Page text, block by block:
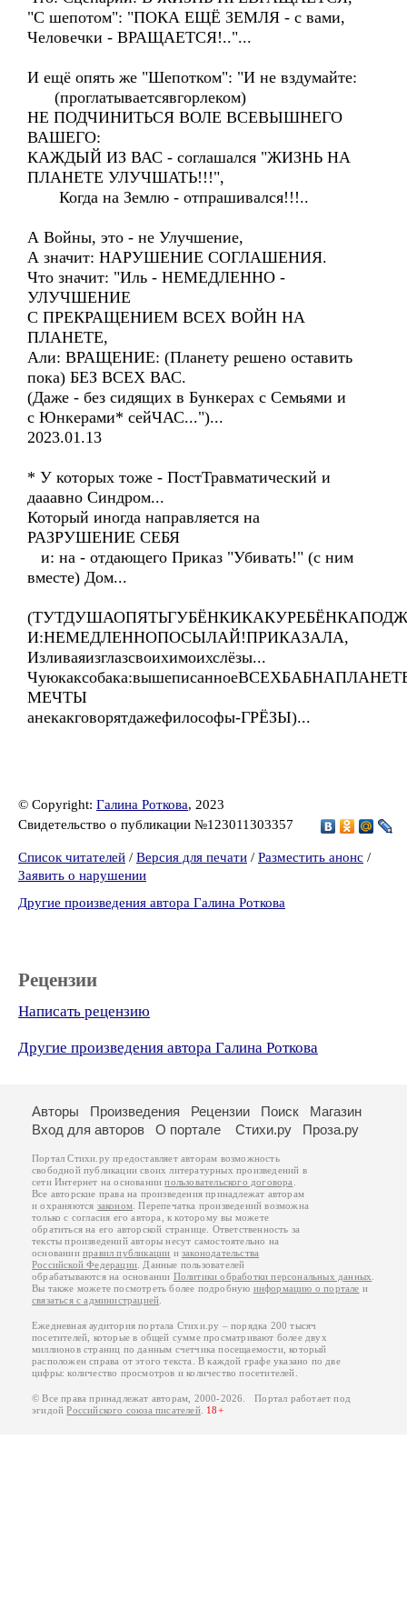
"С шепотом": "ПОКА ЕЩЁ ЗЕМЛЯ - с вами,
Человечки - ВРАЩАЕТСЯ!.."...
И ещё опять же "Шепотком": "И не вздумайте:
(проглатываетсявгорлеком)
НЕ ПОДЧИНИТЬСЯ ВОЛЕ ВСЕВЫШНЕГО
ВАШЕГО:
КАЖДЫЙ ИЗ ВАС - соглашался "ЖИЗНЬ НА
ПЛАНЕТЕ УЛУЧШАТЬ!!!",
Когда на Землю - отпрашивался!!!..
А Войны, это - не Улучшение,
А значит: НАРУШЕНИЕ СОГЛАШЕНИЯ.
Что значит: "Иль - НЕМЕДЛЕННО -
УЛУЧШЕНИЕ
С ПРЕКРАЩЕНИЕМ ВСЕХ ВОЙН НА
ПЛАНЕТЕ,
Али: ВРАЩЕНИЕ: (Планету решено оставить
пока) БЕЗ ВСЕХ ВАС.
(Даже - без сидящих в Бункерах с Семьями и
с Юнкерами* сейЧАС...")...
2023.01.13
* У которых тоже - ПостТравматический и
дааавно Синдром...
Который иногда направляется на
РАЗРУШЕНИЕ СЕБЯ
и: на - отдающего Приказ "Убивать!" (с ним
вместе) Дом...
И:НЕМЕДЛЕННОПОСЫЛАЙ!ПРИКАЗАЛА,
Изливаяизглазсвоихимоихслёзы...
МЕЧТЫ
анекакговорятдажефилософы-ГРЁЗЫ)...
© Copyright: Галина Роткова, 2023
Свидетельство о публикации №123011303357
Список читателей / Версия для печати / Разместить анонс /
Заявить о нарушении
Другие произведения автора Галина Роткова
Рецензии
Написать рецензию
Другие произведения автора Галина Роткова
Авторы Произведения Рецензии Поиск
Магазин
Вход для авторов
О портале Стихи.ру Проза.ру
Портал Стихи.ру предоставляет авторам возможность
свободной публикации своих литературных произведений в
сети Интернет на основаниипользовательского договора
Все авторские права на произведения принадлежат авторам
и охраняются законом . Перепечатка произведений возможна
только с согласия его автора, к которому вы можете
обратиться на его авторской странице. Ответственность за
тексты произведений авторы несут самостоятельно на
основанииправил публикации изаконодательства
Российской Федерации . Данные пользователей
обрабатываются на основании Политики обработки персональных данных
Вы также можете посмотреть более подробную информацию о портале и
связаться с администрацией
Ежедневная аудитория портала Стихи.ру – порядка 200 тысяч
посетителей, которые в общей сумме просматривают более двух
миллионов страниц по данным счетчика посещаемости, который
расположен справа от этого текста. В каждой графе указано по две
цифры: количество просмотров и количество посетителей.
© Все права принадлежат авторам, 2000-2026. Портал работает под
эгидойРоссийского союза писателей. 18+